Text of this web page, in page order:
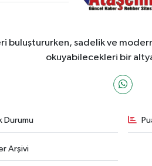
buluştururken, sadelik ve
okuyabilecekleri bir
Durumu
Arşivi